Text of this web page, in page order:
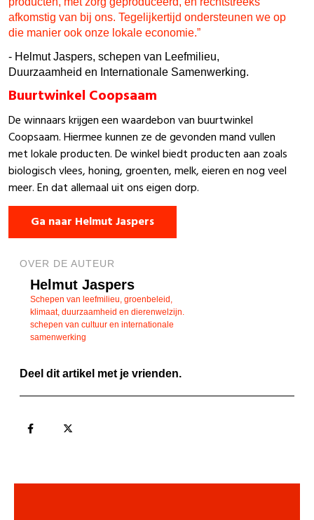
afkomstig van bij ons. Tegelijkertijd ondersteunen we op
die manier ook onze lokale economie.”
- Helmut Jaspers, schepen van Leefmilieu,
Duurzaamheid en Internationale Samenwerking.
Buurtwinkel Coopsaam
De winnaars krijgen een waardebon van buurtwinkel
Coopsaam. Hiermee kunnen zedegevondenmandvullen
met lokale producten.Dewinkel biedt producten aan zoals
biologisch vlees, honing, groenten, melk, eieren en nog veel
meer. En dat allemaal uit ons eigen dorp.
Ga naar Helmut Jaspers
OVER DE AUTEUR
Helmut Jaspers
Schepen van leefmilieu, groenbeleid,
klimaat, duurzaamheid en dierenwelzijn.
schepen van cultuur en internationale
samenwerking
Deel dit artikel met je vrienden.